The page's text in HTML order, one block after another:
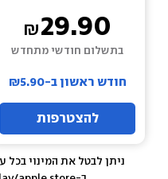
29.90
בתשלום חודשי מתחדש
חודש ראשון ב-₪5.90
להצטרפות
ניתן לבטל את המינוי בכל